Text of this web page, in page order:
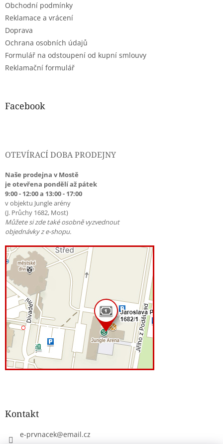
Obchodní podmínky
Reklamace a vrácení
Doprava
Ochrana osobních údajů
Formulář na odstoupení od kupní smlouvy
Reklamační formulář
Facebook
OTEVÍRACÍ DOBA PRODEJNY
Naše prodejna v Mostě
je otevřena pondělí až pátek
9:00 - 12:00 a 13:00 - 17:00
v objektu Jungle arény
(J. Průchy 1682, Most)
Můžete si zde také osobně vyzvednout
objednávky z e-shopu.
Kontakt
e-prvnacek@email.cz